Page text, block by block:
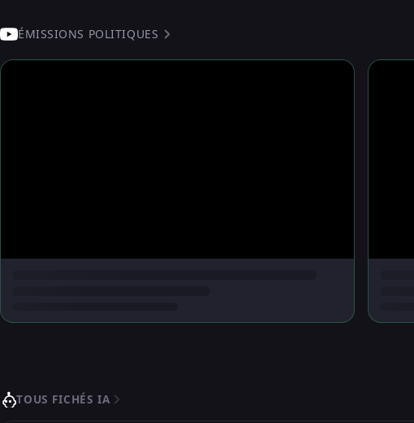
ÉMISSIONS POLITIQUES
TOUS FICHÉS IA